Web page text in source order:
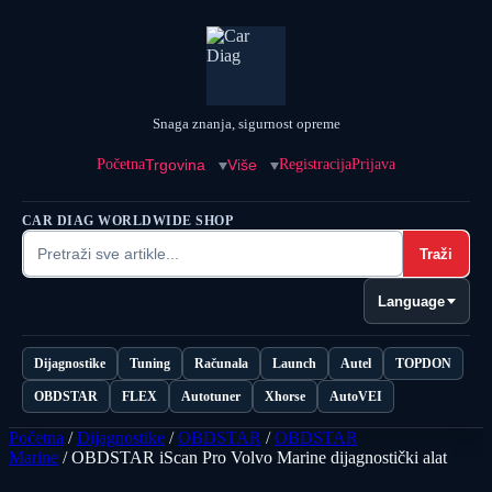
Snaga znanja, sigurnost opreme
PočetnaTrgovina Više RegistracijaPrijava
CAR DIAG WORLDWIDE SHOP
Traži
Language
Dijagnostike Tuning Računala Launch Autel TOPDON
OBDSTAR FLEX Autotuner Xhorse AutoVEI
Početna /Dijagnostike /OBDSTAR /OBDSTAR
Marine / OBDSTAR iScan Pro Volvo Marine dijagnostički alat